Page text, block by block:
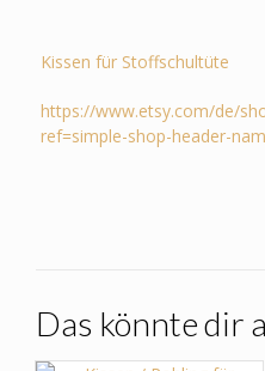
Kissen für Stoffschultüte
https://www.etsy.com/de/
ref=simple-shop-header-
Das könnte dir